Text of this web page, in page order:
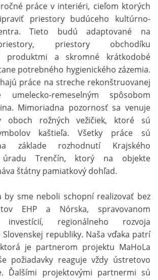
práce v interiéri, cieľom ktorých
priestory budúceho kultúrno-
Tieto budú adaptované na
priestory obchodíku
produktmi a skromné krátkodobé
potrebného hygienického zázemia.
práce na streche rekonštruovanej
remeselným spôsobom
Mimoriadna pozornosť sa venuje
oboch rožných vežičiek, ktoré sú
kaštieľa. Všetky práce sú
základe rozhodnutí Krajského
úradu Trenčín, ktorý na objekte
štátny pamiatkový dohľad.
by sme neboli schopní realizovať bez
EHP a Nórska, spravovanom
investícií, regionálneho rozvoja
republiky. Naša vďaka patrí
je partnerom projektu MaHoLa
požiadavky reaguje vždy ústretovo
Ďalšími projektovými partnermi sú